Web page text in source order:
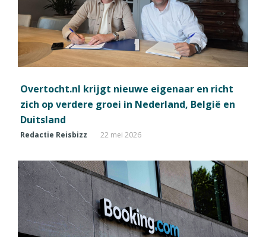
Overtocht.nl krijgt nieuwe eigenaar en richt
zich op verdere groei in Nederland, België en
Duitsland
Redactie Reisbizz 22 mei 2026